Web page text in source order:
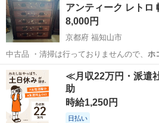
アンティーク レトロ
8,000円
京都府 福知山市
中古品 ・清掃は行っておりませんので、 ホ
経年による傷やス…
京都 福知山市 収納家具
≪月収22万円・派遣
助
時給1,250円
日払い